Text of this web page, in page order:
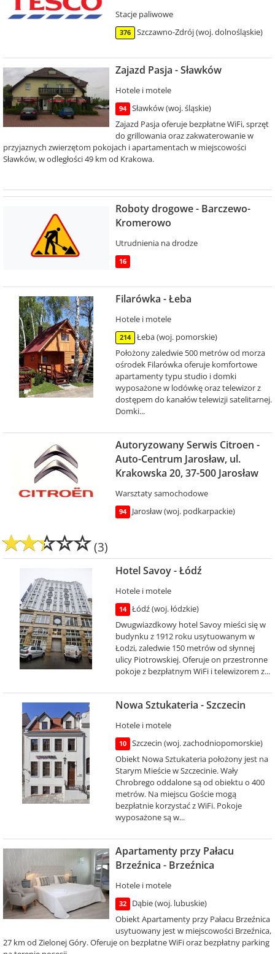
Stacje paliwowe
376 Szczawno-Zdrój (woj. dolnośląskie)
Zajazd Pasja - Sławków
Hotele i motele
94
Sławków (woj. śląskie)
Zajazd Pasja oferuje bezpłatne WiFi, sprzęt
do grillowania oraz zakwaterowanie w
przyjaznych zwierzętom pokojach i apartamentach w miejscowości
Sławków, w odległości 49 km od Krakowa.
Roboty drogowe - Barczewo-
Kromerowo
Utrudnienia na drodze
16
Filarówka - Łeba
Hotele i motele
214
Łeba (woj. pomorskie)
Położony zaledwie 500 metrów od morza
ośrodek Filarówka oferuje komfortowe
apartamenty typu studio i domki
wyposażone w lodówkę oraz telewizor z
dostępem do kanałów telewizji satelitarnej.
Domki...
Autoryzowany Serwis Citroen -
Auto-Centrum Jarosław, ul.
Krakowska 20, 37-500 Jarosław
Warsztaty samochodowe
94 Jarosław (woj. podkarpackie)
(3)
Hotel Savoy - Łódź
Hotele i motele
14
Łódź (woj. łódzkie)
Dwugwiazdkowy hotel Savoy mieści się w
budynku z 1912 roku usytuowanym w
Łodzi, zaledwie 150 metrów od słynnej
ulicy Piotrowskiej. Oferuje on przestronne
pokoje z bezpłatnym WiFi i telewizorem z...
Nowa Sztukateria - Szczecin
Hotele i motele
10
Szczecin (woj. zachodniopomorskie)
Obiekt Nowa Sztukateria położony jest na
Starym Mieście w Szczecinie. Wały
Chrobrego oddalone są od obiektu o 400
metrów. Na miejscu Goście mogą
bezpłatnie korzystać z WiFi. Pokoje
wyposażone są w...
Apartamenty przy Pałacu
Brzeźnica - Brzeźnica
Hotele i motele
32
Dąbie (woj. lubuskie)
Obiekt Apartamenty przy Pałacu Brzeźnica
usytuowany jest w miejscowości Brzeźnica,
27 km od Zielonej Góry. Oferuje on bezpłatne WiFi oraz bezpłatny parking